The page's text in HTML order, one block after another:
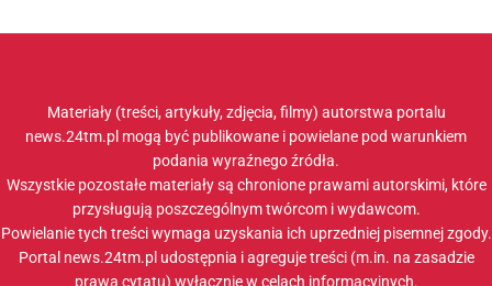
Materiały (treści, artykuły, zdjęcia, filmy) autorstwa portalu
news.24tm.pl mogą być publikowane i powielane pod warunkiem
podania wyraźnego źródła.
Wszystkie pozostałe materiały są chronione prawami autorskimi, które
przysługują poszczególnym twórcom i wydawcom.
Powielanie tych treści wymaga uzyskania ich uprzedniej pisemnej zgody.
Portal news.24tm.pl udostępnia i agreguje treści (m.in. na zasadzie
prawa cytatu) wyłącznie w celach informacyjnych.